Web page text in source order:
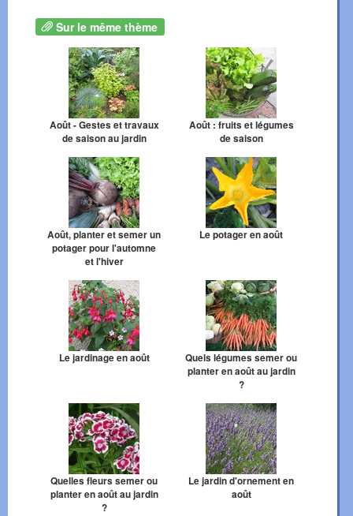
Sur le même thème
Août - Gestes et travaux
de saison au jardin
Août : fruits et légumes
de saison
Août, planter et semer un
potager pour l'automne
et l'hiver
Le potager en août
Le jardinage en août
Quels légumes semer ou
planter en août au jardin
?
Quelles fleurs semer ou
planter en août au jardin
?
Le jardin d'ornement en
août